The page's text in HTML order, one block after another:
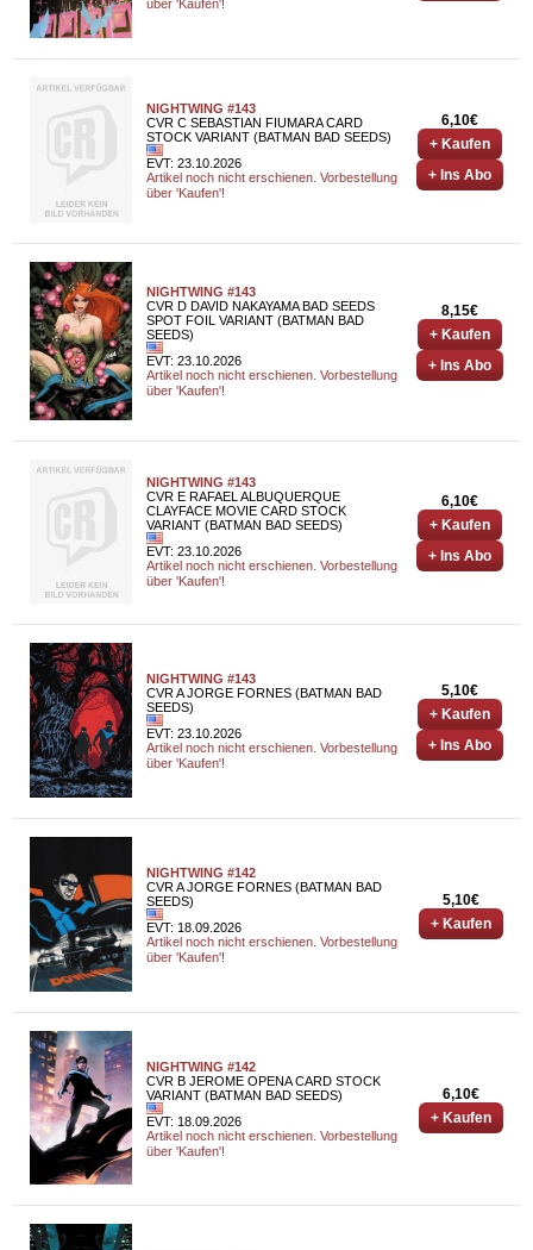
über 'Kaufen'!
NIGHTWING #143
CVR C SEBASTIAN FIUMARA CARD
STOCK VARIANT (BATMAN BAD SEEDS)
EVT: 23.10.2026
Artikel noch nicht erschienen. Vorbestellung
über 'Kaufen'!
6,10€
+ Kaufen
+ Ins Abo
NIGHTWING #143
CVR D DAVID NAKAYAMA BAD SEEDS
SPOT FOIL VARIANT (BATMAN BAD
SEEDS)
EVT: 23.10.2026
Artikel noch nicht erschienen. Vorbestellung
über 'Kaufen'!
8,15€
+ Kaufen
+ Ins Abo
NIGHTWING #143
CVR E RAFAEL ALBUQUERQUE
CLAYFACE MOVIE CARD STOCK
VARIANT (BATMAN BAD SEEDS)
EVT: 23.10.2026
Artikel noch nicht erschienen. Vorbestellung
über 'Kaufen'!
6,10€
+ Kaufen
+ Ins Abo
NIGHTWING #143
CVR A JORGE FORNES (BATMAN BAD
SEEDS)
EVT: 23.10.2026
Artikel noch nicht erschienen. Vorbestellung
über 'Kaufen'!
5,10€
+ Kaufen
+ Ins Abo
NIGHTWING #142
CVR A JORGE FORNES (BATMAN BAD
SEEDS)
EVT: 18.09.2026
Artikel noch nicht erschienen. Vorbestellung
über 'Kaufen'!
5,10€
+ Kaufen
NIGHTWING #142
CVR B JEROME OPENA CARD STOCK
VARIANT (BATMAN BAD SEEDS)
EVT: 18.09.2026
Artikel noch nicht erschienen. Vorbestellung
über 'Kaufen'!
6,10€
+ Kaufen